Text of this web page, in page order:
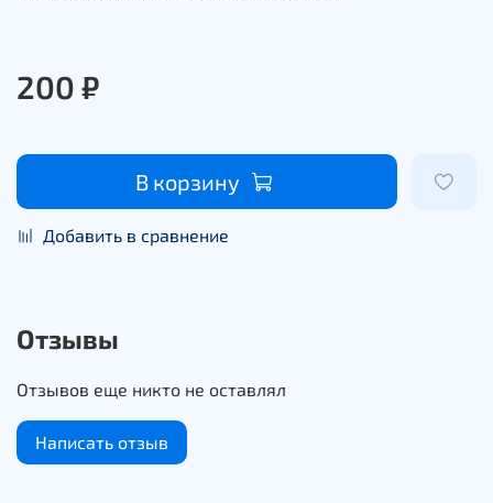
200 ₽
В корзину
Добавить в сравнение
Отзывы
Отзывов еще никто не оставлял
Написать отзыв